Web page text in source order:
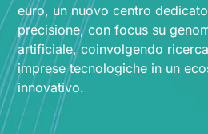
euro, un nuovo centro
precisione, con focus su
artificiale, coinvolgendo
imprese tecnologiche in un
innovativo.